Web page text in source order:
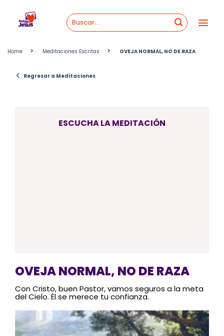
content
Home > Meditaciones Escritas > OVEJA NORMAL, NO DE RAZA
< Regresar a Meditaciones
ESCUCHA LA MEDITACIÓN
OVEJA NORMAL, NO DE RAZA
Con Cristo, buen Pastor, vamos seguros a la meta
del Cielo. Él se merece tu confianza.